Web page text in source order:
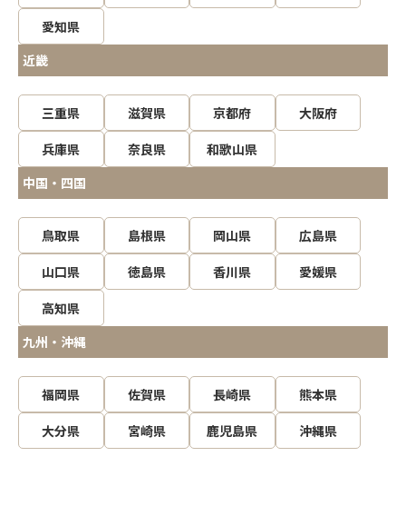
愛知県
近畿
三重県 滋賀県 京都府
大阪府
兵庫県
奈良県
和歌山県
中国・四国
鳥取県 島根県 岡山県
広島県
山口県
徳島県 香川県
愛媛県
高知県
九州・沖縄
福岡県 佐賀県 長崎県
熊本県
大分県
宮崎県 鹿児島県 沖縄県